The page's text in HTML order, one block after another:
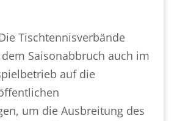
Tischtennisverbände
Saisonabbruch auch im
auf die
um die Ausbreitung des